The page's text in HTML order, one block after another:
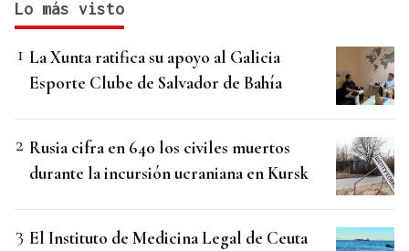
Lo más visto
La Xunta ratifica su apoyo al Galicia
Esporte Clube de Salvador de Bahía
Rusia cifra en 640 los civiles muertos
durante la incursión ucraniana en Kursk
El Instituto de Medicina Legal de Ceuta